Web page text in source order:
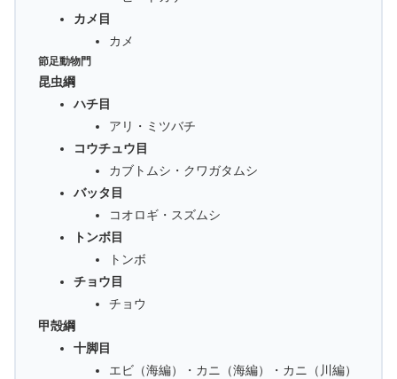
カメ目
カメ
節足動物門
昆虫綱
ハチ目
アリ・ミツバチ
コウチュウ目
カブトムシ・クワガタムシ
バッタ目
コオロギ・スズムシ
トンボ目
トンボ
チョウ目
チョウ
甲殻綱
十脚目
エビ（海編）・カニ（海編）・カニ（川編）